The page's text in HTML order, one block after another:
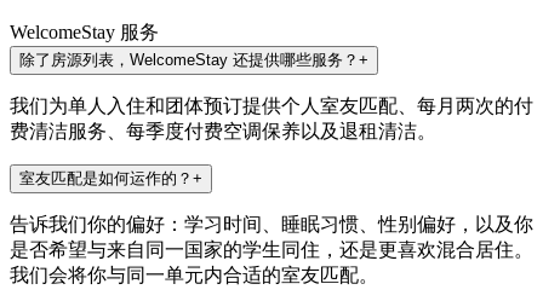
WelcomeStay 服务
除了房源列表，WelcomeStay 还提供哪些服务？ +
我们为单人入住和团体预订提供个人室友匹配、每月两次的付
费清洁服务、每季度付费空调保养以及退租清洁。
室友匹配是如何运作的？ +
告诉我们你的偏好：学习时间、睡眠习惯、性别偏好，以及你
是否希望与来自同一国家的学生同住，还是更喜欢混合居住。
我们会将你与同一单元内合适的室友匹配。